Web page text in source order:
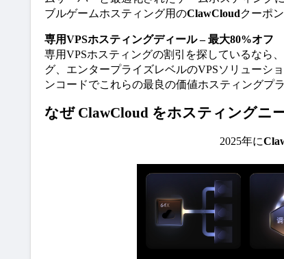
ブルゲームホスティング用のClawCloudクーポ
専用VPSホスティングディール – 最大80%オフ
専用VPSホスティングの割引を探しているなら、
グ、エンタープライズレベルのVPSソリューシ
ンコードでこれらの最良の価値ホスティングプ
なぜ ClawCloud をホスティングニ
2025年に